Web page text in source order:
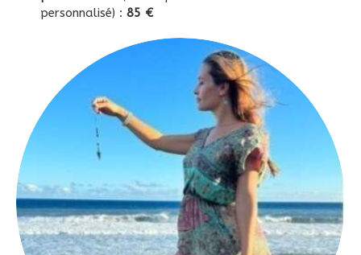
personnalisé) : 85 €